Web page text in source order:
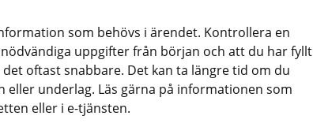
som behövs i ärendet. Kontrollera en
uppgifter från början och att du har fyllt
det oftast snabbare. Det kan ta längre tid om du
underlag. Läs gärna på informationen som
eller i e-tjänsten.